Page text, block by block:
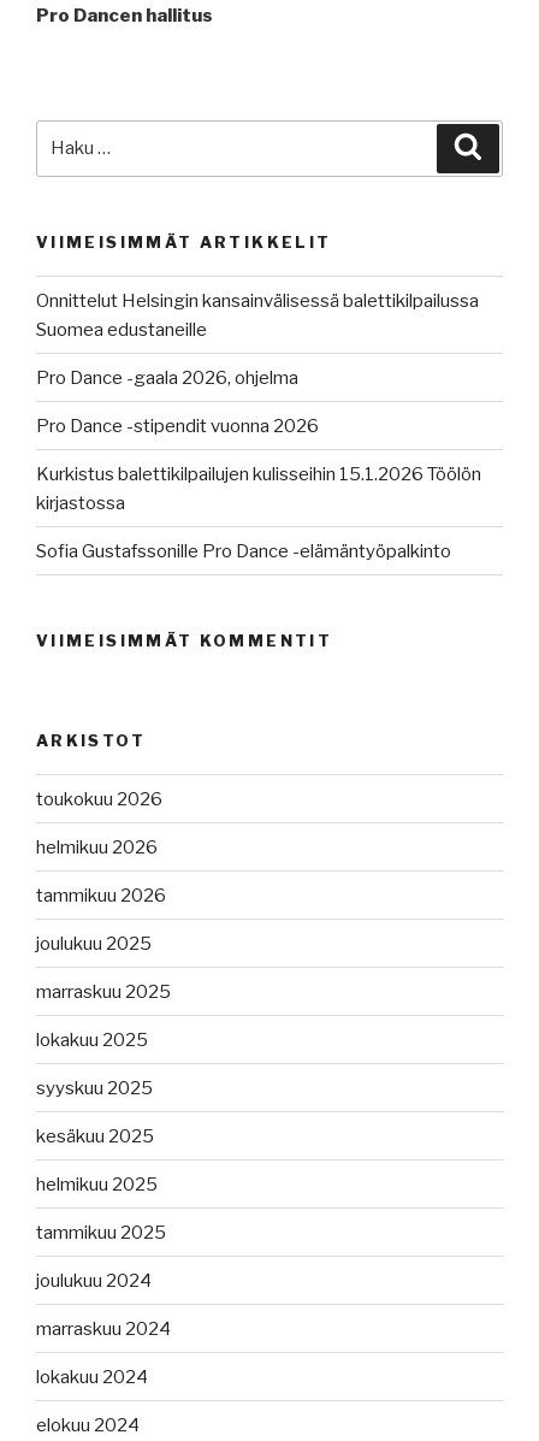
Pro Dancen hallitus
VIIMEISIMMÄT ARTIKKELIT
Onnittelut Helsingin kansainvälisessä balettikilpailussa
Suomea edustaneille
Pro Dance -gaala 2026, ohjelma
Pro Dance -stipendit vuonna 2026
Kurkistus balettikilpailujen kulisseihin 15.1.2026 Töölön
kirjastossa
Sofia Gustafssonille Pro Dance -elämäntyöpalkinto
VIIMEISIMMÄT KOMMENTIT
ARKISTOT
toukokuu 2026
helmikuu 2026
tammikuu 2026
joulukuu 2025
marraskuu 2025
lokakuu 2025
syyskuu 2025
kesäkuu 2025
helmikuu 2025
tammikuu 2025
joulukuu 2024
marraskuu 2024
lokakuu 2024
elokuu 2024